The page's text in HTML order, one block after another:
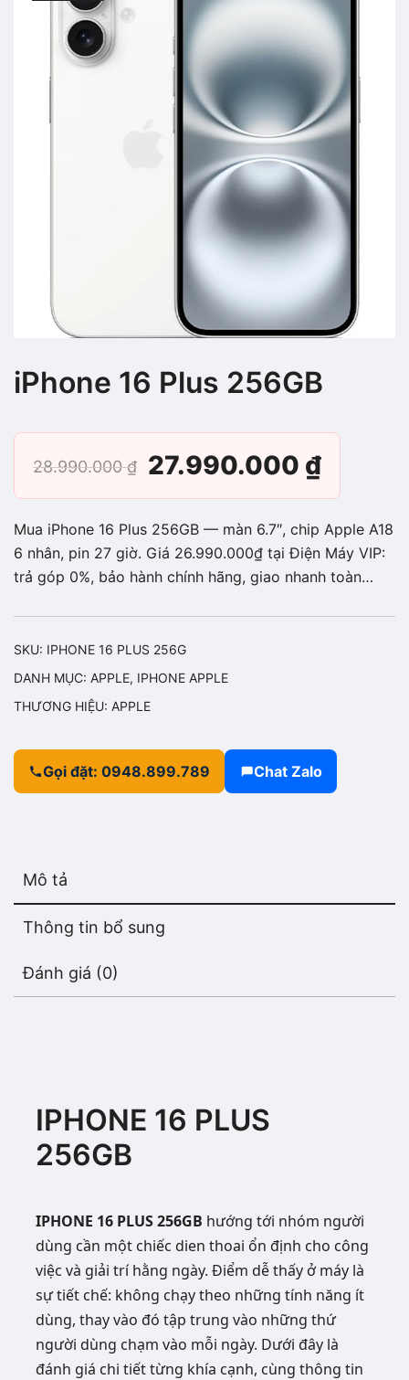
iPhone 16 Plus 256GB
28.990.000₫
Giá
gốc
là:
28.990.000 ₫.
27.990.000 ₫Giá
hiện
tại
là:
Mua iPhone 16 Plus 256GB — màn 6.7″, chip Apple A18
6 nhân, pin 27 giờ. Giá 26.990.000₫ tại Điện Máy VIP:
trả góp 0%, bảo hành chính hãng, giao nhanh toàn…
SKU: IPHONE 16 PLUS 256G
DANH MỤC: APPLE, IPHONE APPLE
THƯƠNG HIỆU: APPLE
Gọi đặt: 0948.899.789 Chat Zalo
Mô tả
Thông tin bổ sung
Đánh giá (0)
IPHONE 16 PLUS
256GB
IPHONE 16 PLUS 256GB hướng tới nhóm người
dùng cần một chiếc dien thoai ổn định cho công
việc và giải trí hằng ngày. Điểm dễ thấy ở máy là
sự tiết chế: không chạy theo những tính năng ít
dùng, thay vào đó tập trung vào những thứ
người dùng chạm vào mỗi ngày. Dưới đây là
đánh giá chi tiết từng khía cạnh, cùng thông tin